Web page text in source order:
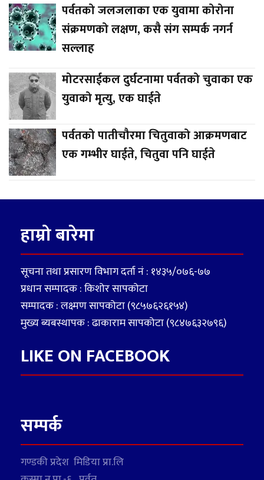
पर्वतको जलजलाका एक युवामा कोरोना
संक्रमणको लक्षण, कसै संग सम्पर्क नगर्न
सल्लाह
मोटरसाईकल दुर्घटनामा पर्वतको चुवाका एक
युवाको मृत्यु, एक घाईते
पर्वतको पातीचौरमा चितुवाको आक्रमणबाट
एक गम्भीर घाईते, चितुवा पनि घाईते
हाम्रो बारेमा
सूचना तथा प्रसारण विभाग दर्ता नं : १४३५/०७६-७७
प्रधान सम्पादक : किशोर सापकोटा
सम्पादक : लक्ष्मण सापकोटा (९८५७६२६१५४)
मुख्य ब्यबस्थापक : ढाकाराम सापकोटा (९८४७६३२७९६)
LIKE ON FACEBOOK
सम्पर्क
गण्डकी प्रदेश मिडिया प्रा.लि